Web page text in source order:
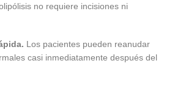
no requiere incisiones ni
Los pacientes pueden reanudar
casi inmediatamente después del